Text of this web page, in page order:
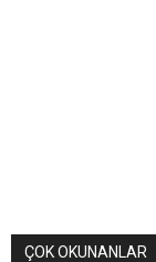
ÇOK OKUNANLAR